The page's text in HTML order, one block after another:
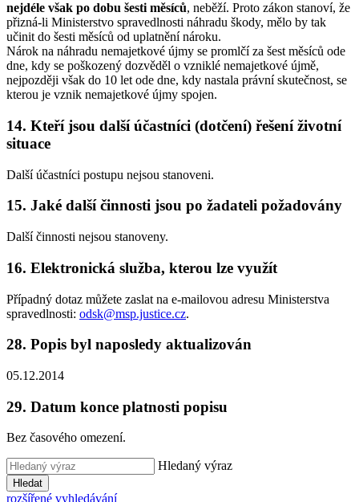
nejdéle však po dobu šesti měsíců, neběží. Proto zákon stanoví, že
přizná-li Ministerstvo spravedlnosti náhradu škody, mělo by tak
učinit do šesti měsíců od uplatnění nároku.
Nárok na náhradu nemajetkové újmy se promlčí za šest měsíců ode
dne, kdy se poškozený dozvěděl o vzniklé nemajetkové újmě,
nejpozději však do 10 let ode dne, kdy nastala právní skutečnost, se
kterou je vznik nemajetkové újmy spojen.
14. Kteří jsou další účastníci (dotčení) řešení životní
situace
Další účastníci postupu nejsou stanoveni.
15. Jaké další činnosti jsou po žadateli požadovány
Další činnosti nejsou stanoveny.
16. Elektronická služba, kterou lze využít
Případný dotaz můžete zaslat na e-mailovou adresu Ministerstva
spravedlnosti: odsk@msp.justice.cz.
28. Popis byl naposledy aktualizován
05.12.2014
29. Datum konce platnosti popisu
Bez časového omezení.
Hledaný výraz
Hledat
rozšířené vyhledávání